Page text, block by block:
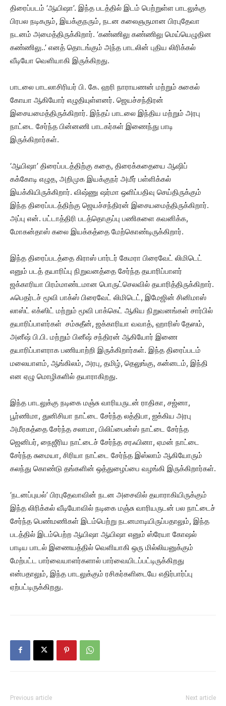
திரைப்படம் ‘ஆயிஷா’. இந்த படத்தில் இடம் பெற்றுள்ள பாடலுக்கு
பிரபல நடிகரும், இயக்குநரும், நடன கலைஞருமான பிரபுதேவா
நடனம் அமைத்திருக்கிறார். ‘கண்ணிலு கண்ணிலு மெய்யெழுதின
கண்ணிலு..’ எனத் தொடங்கும் அந்த பாடலின் புதிய லிரிக்கல்
வீடியோ வெளியாகி இருக்கிறது.
பாடலை பாடலாசிரியர் பி. கே. ஹரி நாராயணன் மற்றும் சுகைல்
கோயா ஆகியோர் எழுதியுள்ளனர். ஜெயச்சந்திரன்
இசையமைத்திருக்கிறார். இந்தப் பாடலை இந்திய மற்றும் அரபு
நாட்டை சேர்ந்த பின்னணி பாடகர்கள் இணைந்து பாடி
இருக்கிறார்கள்.
‘ஆயிஷா’ திரைப்படத்திற்கு கதை, திரைக்கதையை ஆஷிப்
கக்கோடி எழுத, அறிமுக இயக்குநர் அமீர் பள்ளிக்கல்
இயக்கியிருக்கிறார். விஷ்ணு ஷர்மா ஒளிப்பதிவு செய்திருக்கும்
இந்த திரைப்படத்திற்கு ஜெயச்சந்திரன் இசையமைத்திருக்கிறார்.
அப்பு என். பட்டாத்திரி படத்தொகுப்பு பணிகளை கவனிக்க,
மோகன்தாஸ் கலை இயக்கத்தை மேற்கொண்டிருக்கிறார்.
இந்த திரைப்படத்தை கிராஸ் பார்டர் கேமரா பிரைவேட் லிமிடெட்
எனும் படத் தயாரிப்பு நிறுவனத்தை சேர்ந்த தயாரிப்பாளர்
ஜக்காரியா பிரம்மாண்டமான பொருட்செலவில் தயாரித்திருக்கிறார்.
ஃபெதர்டச் மூவி பாக்ஸ் பிரைவேட் லிமிடெட், இமேஜின் சினிமாஸ்
லாஸ்ட் எக்ஸிட் மற்றும் மூவி பாக்கெட் ஆகிய நிறுவனங்கள் சார்பில்
தயாரிப்பாளர்கள் சம்சுதீன், ஜக்காரியா வவாத், ஹாரிஸ் தேஸம்,
அனீஷ் பி.பி. மற்றும் பினீஷ் சந்திரன் ஆகியோர் இணை
தயாரிப்பாளராக பணியாற்றி இருக்கிறார்கள். இந்த திரைப்படம்
மலையாளம், ஆங்கிலம், அரபு, தமிழ், தெலுங்கு, கன்னடம், இந்தி
என ஏழு மொழிகளில் தயாராகிறது.
இந்த பாடலுக்கு நடிகை மஞ்சு வாரியருடன் ராதிகா, சஜ்னா,
பூர்ணிமா, துனிசியா நாட்டை சேர்ந்த லத்திபா, ஐக்கிய அரபு
அமீரகத்தை சேர்ந்த சலாமா, பிலிப்பைன்ஸ் நாட்டை சேர்ந்த
ஜெனிபர், நைஜீரிய நாட்டைச் சேர்ந்த சரஃபினா, ஏமன் நாட்டை
சேர்ந்த சுமையா, சிரியா நாட்டை சேர்ந்த இஸ்லாம் ஆகியோரும்
கலந்து கொண்டு தங்களின் ஒத்துழைப்பை வழங்கி இருக்கிறார்கள்.
‘நடனப்புயல்’ பிரபுதேவாவின் நடன அசைவில் தயாராகியிருக்கும்
இந்த லிரிக்கல் வீடியோவில் நடிகை மஞ்சு வாரியருடன் பல நாட்டைச்
சேர்ந்த பெண்மணிகள் இடம்பெற்று நடனமாடியிருப்பதாலும், இந்த
படத்தில் இடம்பெற்ற ஆயிஷா ஆயிஷா எனும் ஸ்ரேயா கோஷல்
பாடிய பாடல் இணையத்தில் வெளியாகி ஒரு மில்லியனுக்கும்
மேற்பட்ட பார்வையாளர்களால் பார்வையிடப்பட்டிருக்கிறது
என்பதாலும், இந்த பாடலுக்கும் ரசிகர்களிடையே எதிர்பார்ப்பு
ஏற்பட்டிருக்கிறது.
Previous article Next article